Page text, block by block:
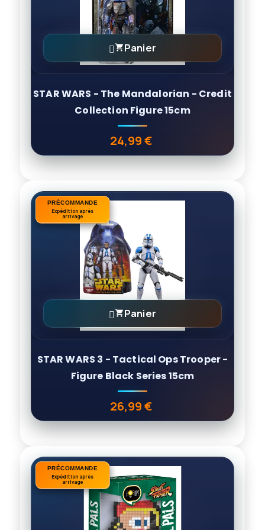
Panier
STAR WARS - The Mandalorian - Credit
Collection Figure 15cm
Prix
24,99 €
PRÉCOMMANDE
Expédition après
arrivage
Panier
STAR WARS 3 - Tactical Ops Trooper -
Figure Black Series 15cm
Prix
26,99 €
PRÉCOMMANDE
Expédition après
arrivage
PRÉCOMMANDE
Expédition après
arrivage
PRÉCOMMANDE
Expédition après
arrivage